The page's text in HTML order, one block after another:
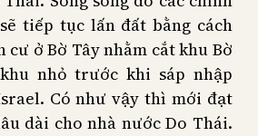
tiếp tục lấn đất bằng cách
cư ở Bờ Tây nhằm cắt khu Bờ
nhỏ trước khi sáp nhập
Có như vậy thì mới đạt
dài cho nhà nước Do Thái.